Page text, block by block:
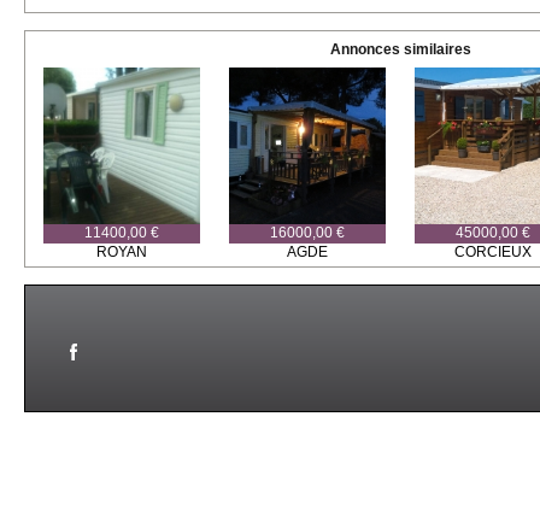
Annonces similaires
11400,00 €
ROYAN
16000,00 €
AGDE
45000,00 €
CORCIEUX